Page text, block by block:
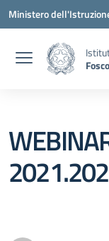
Vai ai contenuti
Vai al menu di
Vai al footer
Ministero